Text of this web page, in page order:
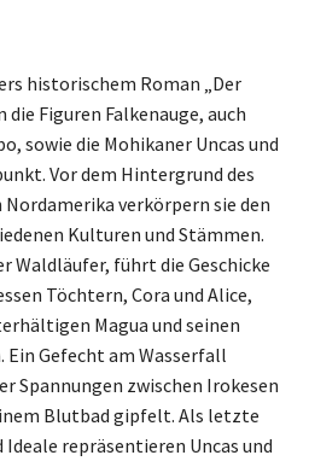
historischem Roman „Der
Figuren Falkenauge, auch
sowie die Mohikaner Uncas und
Vor dem Hintergrund des
verkörpern sie den
Kulturen und Stämmen.
Waldläufer, führt die Geschicke
Töchtern, Cora und Alice,
Magua und seinen
Gefecht am Wasserfall
zwischen Irokesen
Blutbad gipfelt. Als letzte
repräsentieren Uncas und